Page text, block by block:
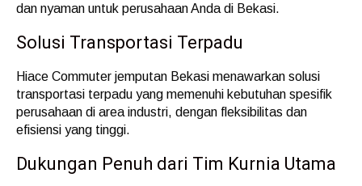
dan nyaman untuk perusahaan Anda di Bekasi.
Solusi Transportasi Terpadu
Hiace Commuter jemputan Bekasi menawarkan solusi
transportasi terpadu yang memenuhi kebutuhan spesifik
perusahaan di area industri, dengan fleksibilitas dan
efisiensi yang tinggi.
Dukungan Penuh dari Tim Kurnia Utama